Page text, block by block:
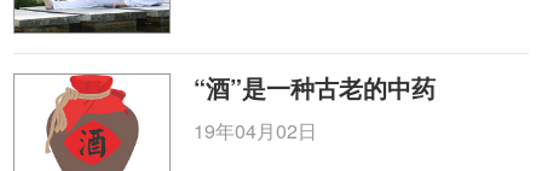
“酒”是一种古老的中药
19年04月02日